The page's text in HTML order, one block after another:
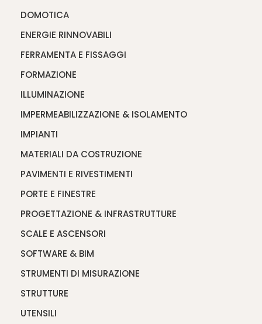
DOMOTICA
ENERGIE RINNOVABILI
FERRAMENTA E FISSAGGI
FORMAZIONE
ILLUMINAZIONE
IMPERMEABILIZZAZIONE & ISOLAMENTO
IMPIANTI
MATERIALI DA COSTRUZIONE
PAVIMENTI E RIVESTIMENTI
PORTE E FINESTRE
PROGETTAZIONE & INFRASTRUTTURE
SCALE E ASCENSORI
SOFTWARE & BIM
STRUMENTI DI MISURAZIONE
STRUTTURE
UTENSILI